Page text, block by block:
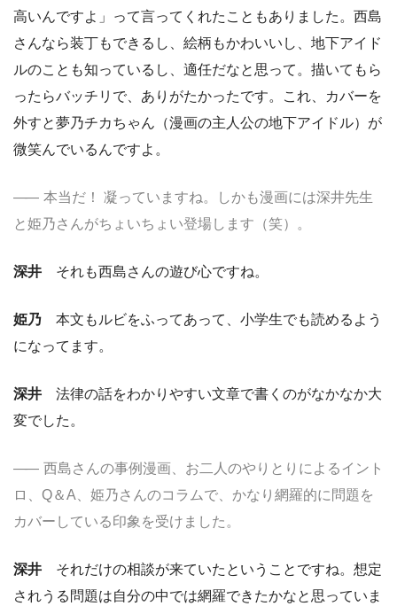
高いんですよ」って言ってくれたこともありました。西島
さんなら装丁もできるし、絵柄もかわいいし、地下アイド
ルのことも知っているし、適任だなと思って。描いてもら
ったらバッチリで、ありがたかったです。これ、カバーを
外すと夢乃チカちゃん（漫画の主人公の地下アイドル）が
微笑んでいるんですよ。
本当だ！ 凝っていますね。しかも漫画には深井先生
と姫乃さんがちょいちょい登場します（笑）。
深井 それも西島さんの遊び心ですね。
姫乃 本文もルビをふってあって、小学生でも読めるよう
になってます。
深井 法律の話をわかりやすい文章で書くのがなかなか大
変でした。
西島さんの事例漫画、お二人のやりとりによるイント
ロ、Q＆A、姫乃さんのコラムで、かなり網羅的に問題を
カバーしている印象を受けました。
深井 それだけの相談が来ていたということですね。想定
されうる問題は自分の中では網羅できたかなと思っていま